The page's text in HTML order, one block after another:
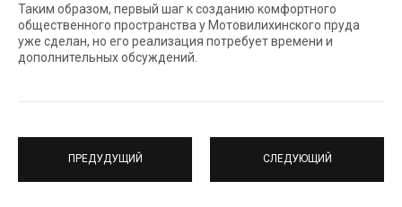
Таким образом, первый шаг к созданию комфортного
общественного пространства у Мотовилихинского пруда
уже сделан, но его реализация потребует времени и
дополнительных обсуждений.
ПРЕДУДУЩИЙ СЛЕДУЮЩИЙ